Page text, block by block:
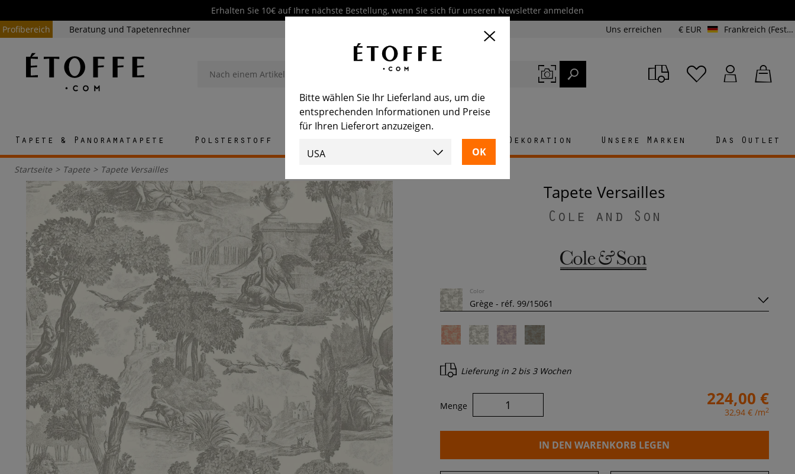
Erhalten Sie 10€ auf Ihre nächste Bestellung, wenn Sie sich für unseren Newsletter anmelden
Profibereich
Beratung und Tapetenrechner Uns erreichen € EUR Frankreich (Festland und Korsika)
Tapete & Panoramatapete Polsterstoff Möbel Dekoration Unsere Marken Das Outlet
Startseite > Tapete > Tapete Versailles
Tapete Versailles
Cole and Son
Color
Lieferung in 2 bis 3 Wochen
Menge 224,00 €
32,94 € /m2
IN DEN WARENKORB LEGEN
Bitte wählen Sie Ihr Lieferland aus, um die
entsprechenden Informationen und Preise
für Ihren Lieferort anzuzeigen.